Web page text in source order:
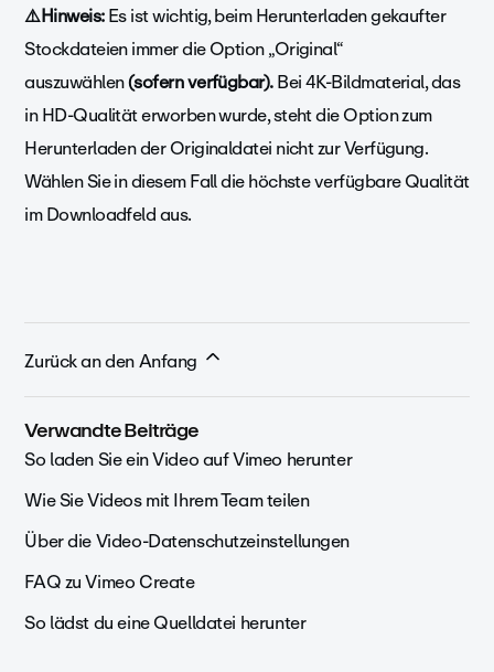
⚠️Hinweis:Es ist wichtig, beim Herunterladen gekaufter
Stockdateien immer die Option „Original“
auszuwählen(sofern verfügbar).Bei 4K-Bildmaterial, das
in HD-Qualität erworben wurde, steht die Option zum
Herunterladen der Originaldatei nicht zur Verfügung.
Wählen Sie in diesem Fall die höchste verfügbare Qualität
im Downloadfeld aus.
Zurück an den Anfang
Verwandte Beiträge
So laden Sie ein Video auf Vimeo herunter
Wie Sie Videos mit Ihrem Team teilen
Über die Video-Datenschutzeinstellungen
FAQ zu Vimeo Create
So lädst du eine Quelldatei herunter